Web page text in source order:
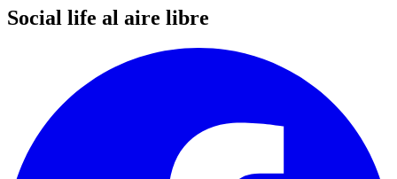
Social life al aire libre